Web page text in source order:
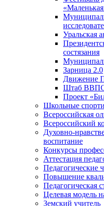
Уральская
состязания
Зарница 2.0
Движение
Штаб
Проект
Школьные
Всероссийская
Всероссийский
Духовно-
воспитание
Конкурсы
Аттестация
Педагогические
Повышение
Педагогическая
Целевая модель
Земский учитель